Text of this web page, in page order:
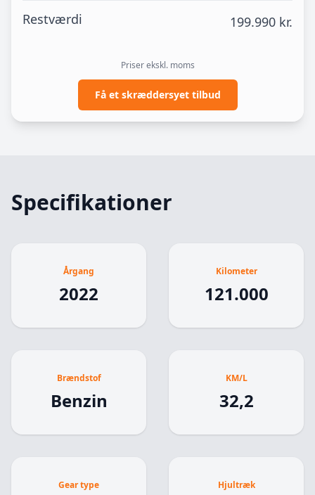
Mnd. ydelse: 2.995 kr. ex. moms
Restværdi: 199.900 kr. ex. moms og afgift
Leasingforslag 12 måneder privat
Restværdi 199.990 kr.
Priser ekskl. moms
Få et skræddersyet tilbud
Specifikationer
Årgang
2022
Kilometer
121.000
Brændstof
Benzin
KM/L
32,2
Gear type Hjultræk